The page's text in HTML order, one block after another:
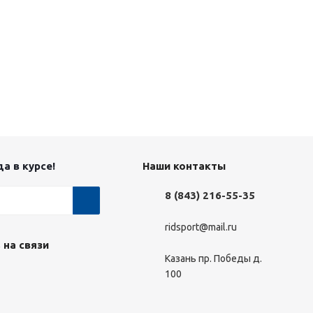
в курсе!
связи
Наши контакты
8 (843) 216-55-35
ridsport@mail.ru
Казань пр. Победы д.
100